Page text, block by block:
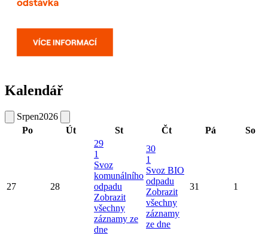
Kalendář
Srpen2026
Po
Út St Čt Pá So
27 28
29
1
Svoz
komunálního
odpadu
Zobrazit
všechny
záznamy ze
dne
30
1
Svoz BIO
odpadu
Zobrazit
všechny
záznamy
ze dne
31 1